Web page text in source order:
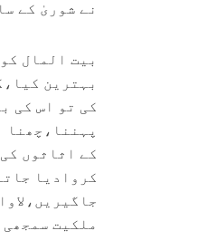
نے شوریٰ کے
بیت المال
بہترین
کی تو اس کی
پہننا،چھنا
کے اثاثوں
کروادیا
ملکیت